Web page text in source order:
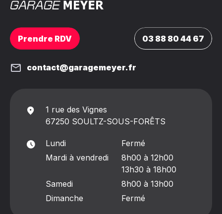
Prendre RDV 03 88 80 44 67
contact@garagemeyer.fr
1 rue des Vignes
67250 SOULTZ-SOUS-FORÊTS
Lundi
Fermé
Mardi à vendredi
8h00 à 12h00
13h30 à 18h00
Samedi
8h00 à 13h00
Dimanche
Fermé